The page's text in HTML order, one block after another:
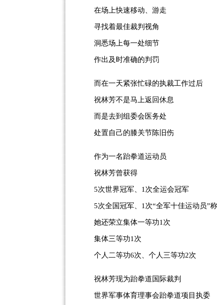
在场上快速移动、游走
寻找着最佳裁判视角
洞悉场上每一处细节
作出及时准确的判罚
而在一天紧张忙碌的执裁工作过后
祝林芳不是马上返回休息
而是去到组委会医务处
处置自己的膝关节陈旧伤
作为一名跆拳道运动员
祝林芳曾获得
5次世界冠军、1次全运会冠军
5次全国冠军、1次“全军十佳运动员”
她还荣立集体一等功1次
集体三等功1次
个人二等功6次、个人三等功2次
祝林芳现为跆拳道国际裁判
世界军事体育理事会跆拳道项目执委